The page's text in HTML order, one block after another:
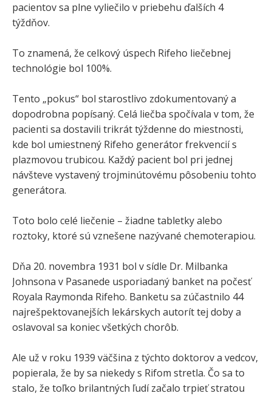
pacientov sa plne vyliečilo v priebehu ďalších 4
týždňov.
To znamená, že celkový úspech Rifeho liečebnej
technológie bol 100%.
Tento „pokus“ bol starostlivo zdokumentovaný a
dopodrobna popísaný. Celá liečba spočívala v tom, že
pacienti sa dostavili trikrát týždenne do miestnosti,
kde bol umiestnený Rifeho generátor frekvencií s
plazmovou trubicou. Každý pacient bol pri jednej
návšteve vystavený trojminútovému pôsobeniu tohto
generátora.
Toto bolo celé liečenie – žiadne tabletky alebo
roztoky, ktoré sú vznešene nazývané chemoterapiou.
Dňa 20. novembra 1931 bol v sídle Dr. Milbanka
Johnsona v Pasanede usporiadaný banket na počesť
Royala Raymonda Rifeho. Banketu sa zúčastnilo 44
najrešpektovanejších lekárskych autorít tej doby a
oslavoval sa koniec všetkých chorôb.
Ale už v roku 1939 väčšina z týchto doktorov a vedcov,
popierala, že by sa niekedy s Rifom stretla. Čo sa to
stalo, že toľko brilantných ľudí začalo trpieť stratou